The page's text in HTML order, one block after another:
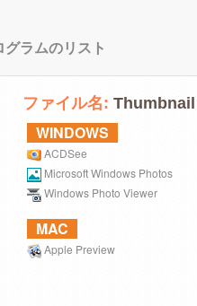
ラムのリスト
ファイル名:
WINDOWS
ACDSee
Microsoft Windows Photos
Windows Photo Viewer
MAC
Apple Preview